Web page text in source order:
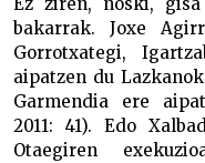
Ez ziren, noski,
bakarrak. Joxe
Gorrotxategi,
aipatzen du
Garmendia ere
2011: 41). Edo
Otaegiren